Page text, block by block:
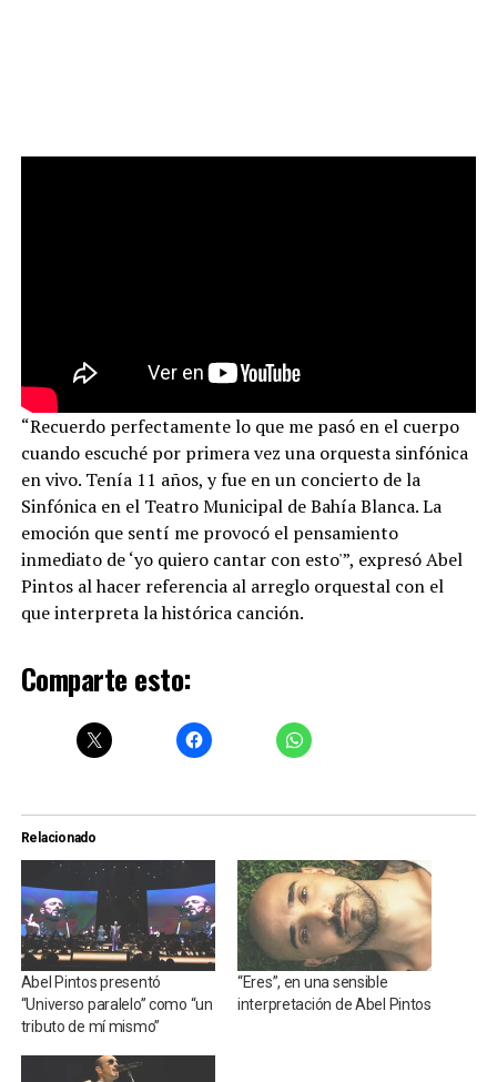
“Recuerdo perfectamente lo que me pasó en el cuerpo
cuando escuché por primera vez una orquesta sinfónica
en vivo. Tenía 11 años, y fue en un concierto de la
Sinfónica en el Teatro Municipal de Bahía Blanca. La
emoción que sentí me provocó el pensamiento
inmediato de ‘yo quiero cantar con esto'”, expresó Abel
Pintos al hacer referencia al arreglo orquestal con el
que interpreta la histórica canción.
Comparte esto:
Relacionado
Abel Pintos presentó
“Universo paralelo” como “un
tributo de mí mismo”
“Eres”, en una sensible
interpretación de Abel Pintos